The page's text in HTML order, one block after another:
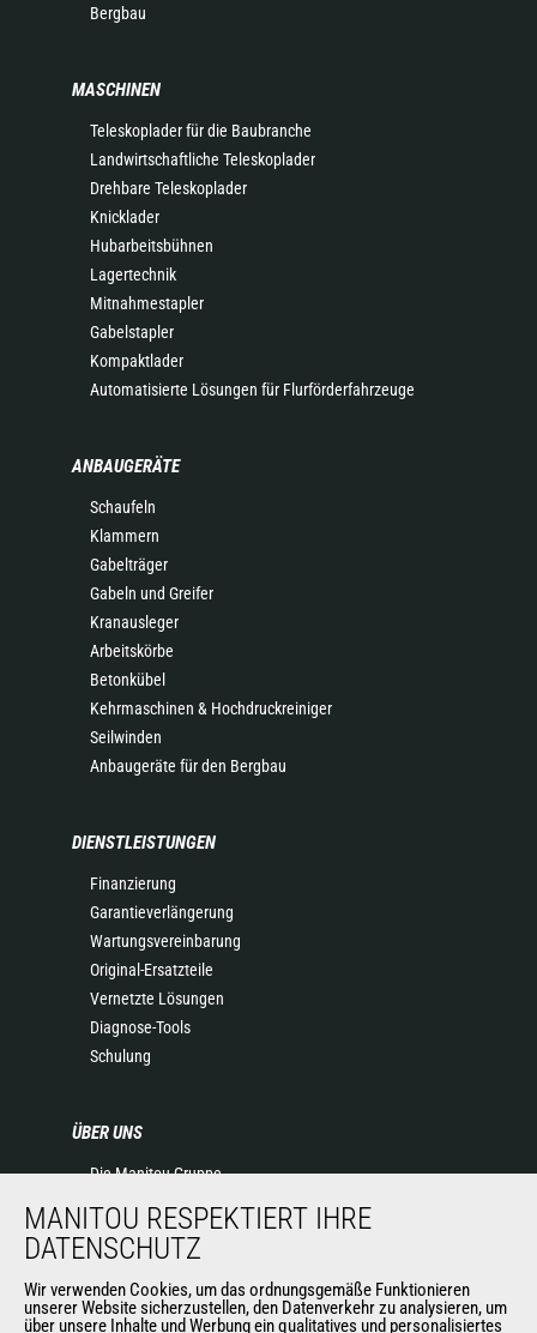
Bergbau
MASCHINEN
Teleskoplader für die Baubranche
Landwirtschaftliche Teleskoplader
Drehbare Teleskoplader
Knicklader
Hubarbeitsbühnen
Lagertechnik
Mitnahmestapler
Gabelstapler
Kompaktlader
Automatisierte Lösungen für Flurförderfahrzeuge
ANBAUGERÄTE
Schaufeln
Klammern
Gabelträger
Gabeln und Greifer
Kranausleger
Arbeitskörbe
Betonkübel
Kehrmaschinen & Hochdruckreiniger
Seilwinden
Anbaugeräte für den Bergbau
DIENSTLEISTUNGEN
Finanzierung
Garantieverlängerung
Wartungsvereinbarung
Original-Ersatzteile
Vernetzte Lösungen
Diagnose-Tools
Schulung
ÜBER UNS
Die Manitou-Gruppe
Impressum
Datenschutz
Veranstaltungen
Neuigkeiten
MANITOU RESPEKTIERT IHRE
DATENSCHUTZ
Wir verwenden Cookies, um das ordnungsgemäße Funktionieren
unserer Website sicherzustellen, den Datenverkehr zu analysieren, um
über unsere Inhalte und Werbung ein qualitatives und personalisiertes